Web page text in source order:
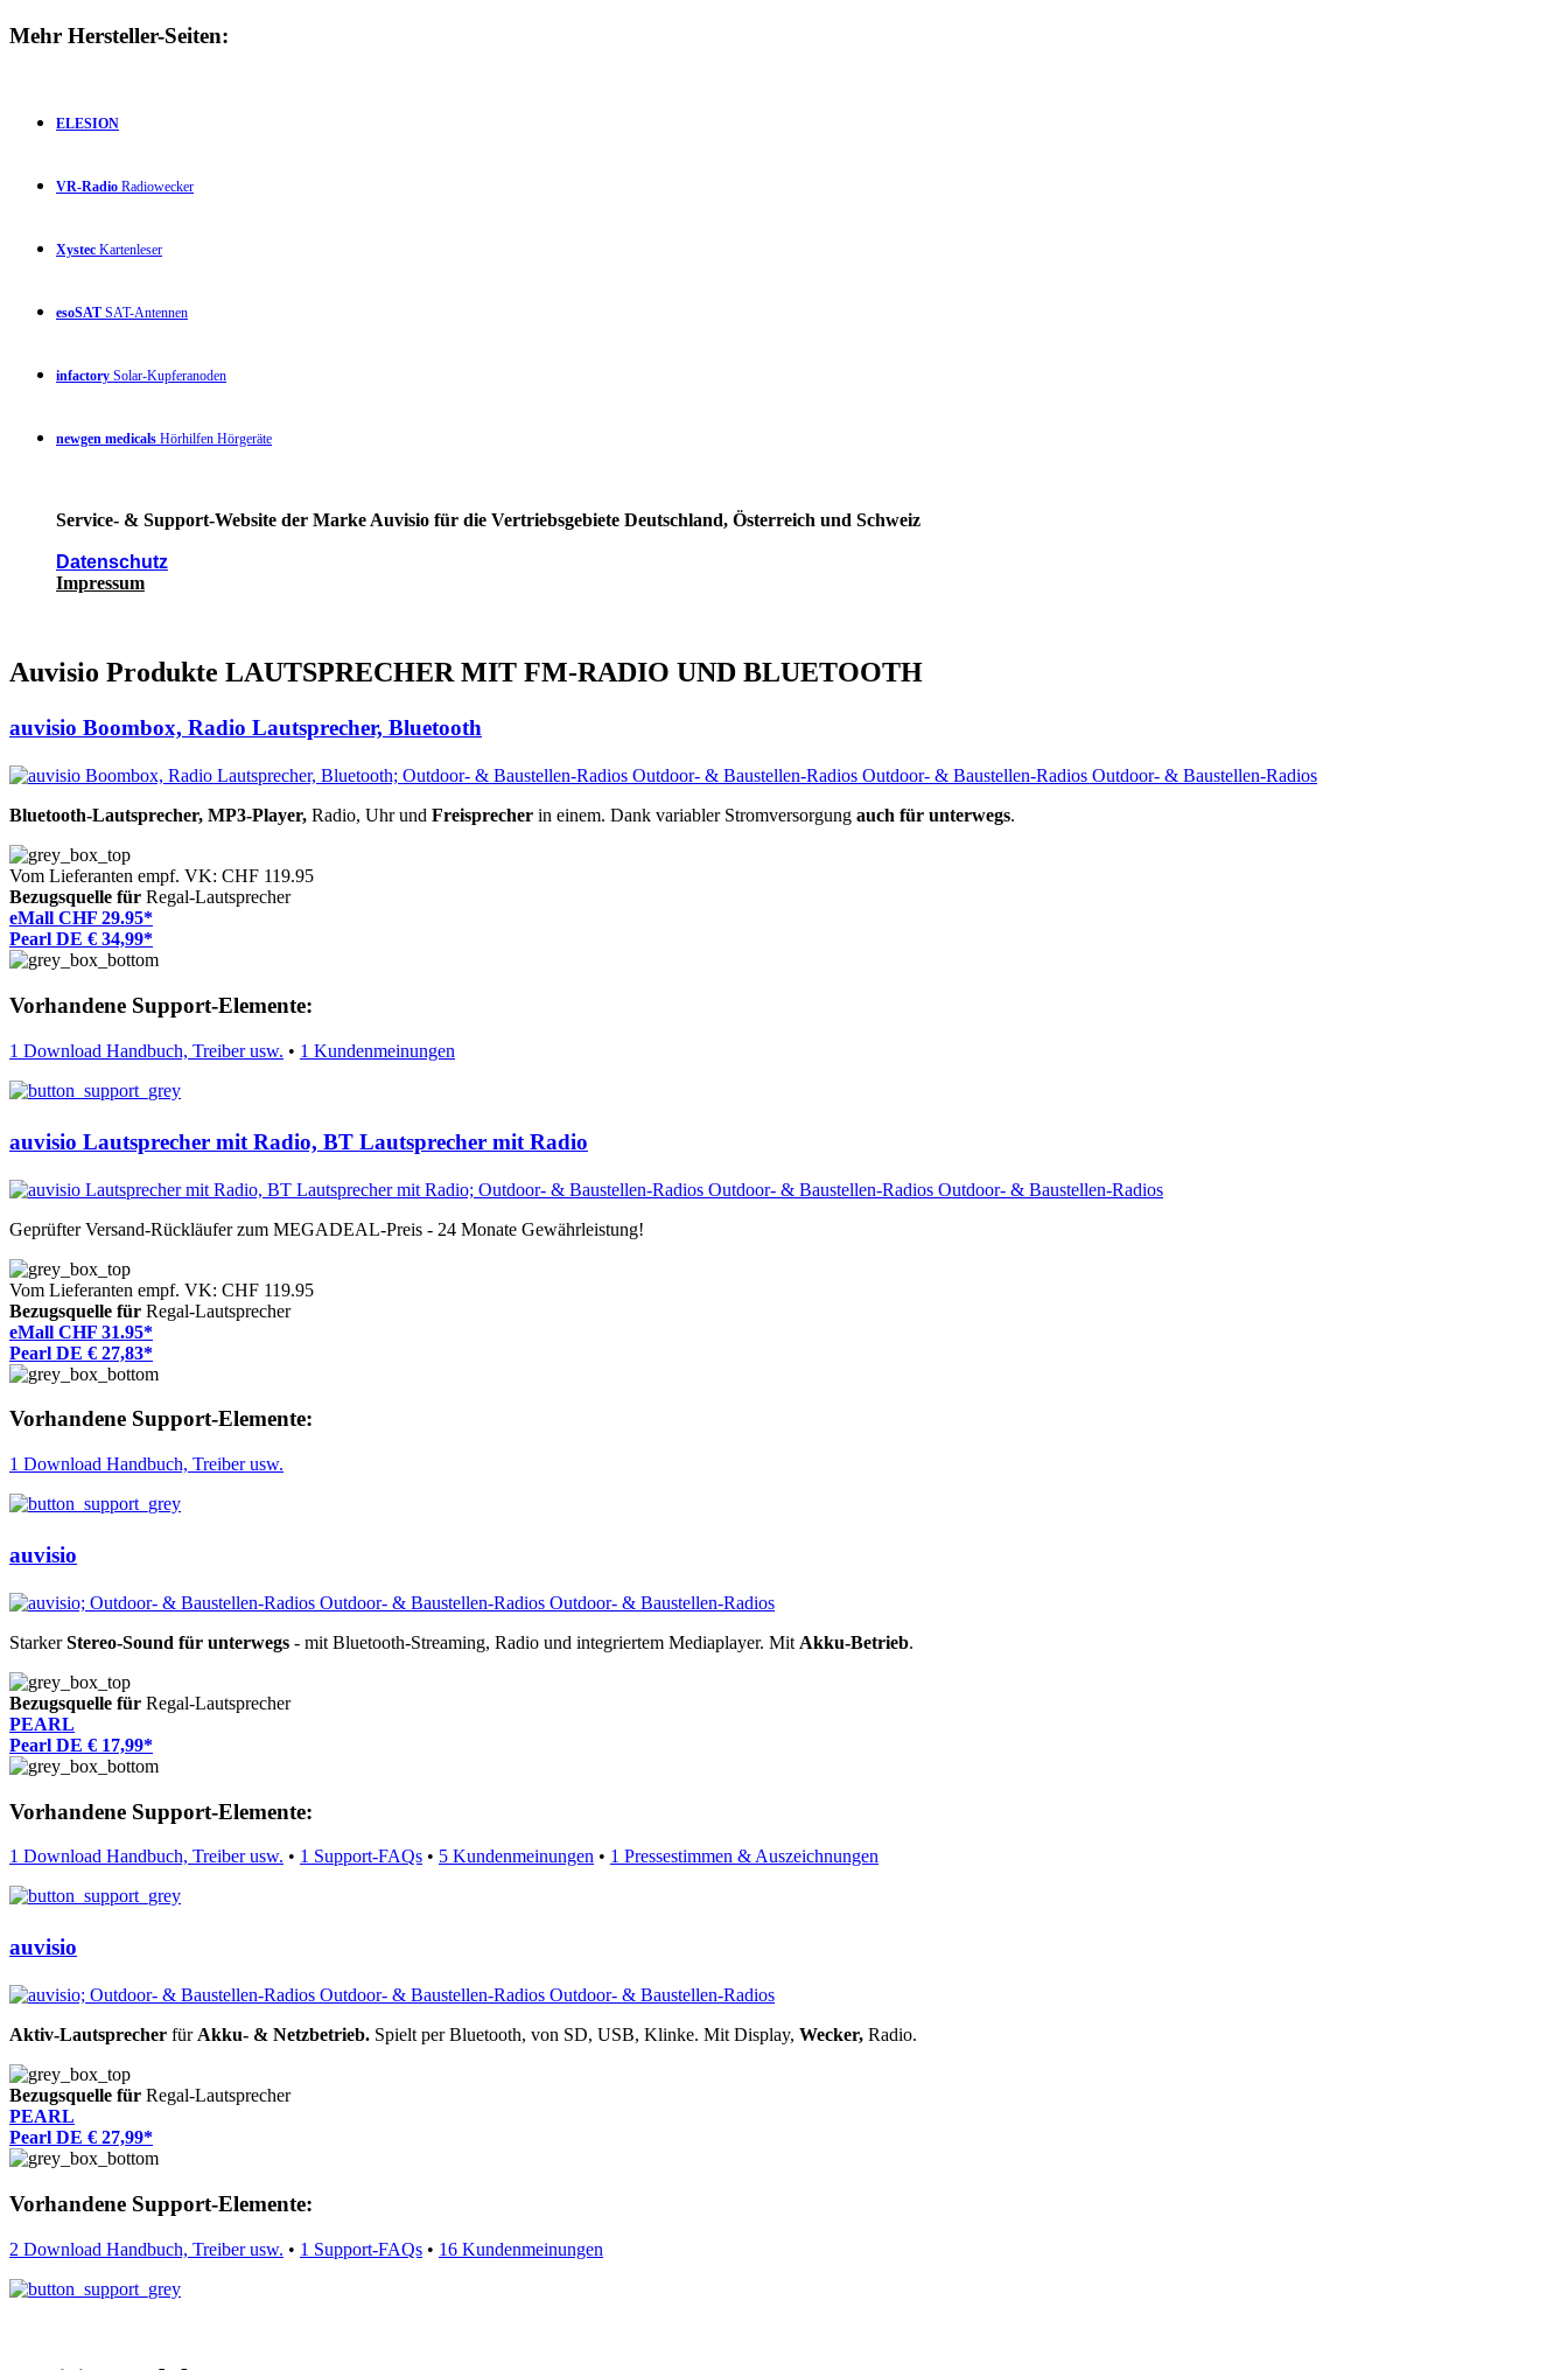
Mehr Hersteller-Seiten:
ELESION
VR-Radio Radiowecker
Xystec Kartenleser
esoSAT SAT-Antennen
infactory Solar-Kupferanoden
newgen medicals Hörhilfen Hörgeräte
Service- & Support-Website der Marke Auvisio für die Vertriebsgebiete Deutschland, Österreich und Schweiz
Datenschutz
Impressum
Auvisio Produkte LAUTSPRECHER MIT FM-RADIO UND BLUETOOTH
auvisio Boombox, Radio Lautsprecher, Bluetooth
Bluetooth-Lautsprecher, MP3-Player, Radio, Uhr und Freisprecher in einem. Dank variabler Stromversorgung auch für unterwegs.
Vom Lieferanten empf. VK: CHF 119.95
Bezugsquelle für Regal-Lautsprecher
eMall CHF 29.95*
Pearl DE € 34,99*
Vorhandene Support-Elemente:
1 Download Handbuch, Treiber usw. • 1 Kundenmeinungen
auvisio Lautsprecher mit Radio, BT Lautsprecher mit Radio
Geprüfter Versand-Rückläufer zum MEGADEAL-Preis - 24 Monate Gewährleistung!
Vom Lieferanten empf. VK: CHF 119.95
Bezugsquelle für Regal-Lautsprecher
eMall CHF 31.95*
Pearl DE € 27,83*
Vorhandene Support-Elemente:
1 Download Handbuch, Treiber usw.
auvisio
StarkerStereo-Sound für unterwegs - mit Bluetooth-Streaming, Radio und integriertem Mediaplayer. Mit Akku-Betrieb.
Bezugsquelle für Regal-Lautsprecher
PEARL
Pearl DE € 17,99*
Vorhandene Support-Elemente:
1 Download Handbuch, Treiber usw. • 1 Support-FAQs • 5 Kundenmeinungen • 1 Pressestimmen & Auszeichnungen
auvisio
Aktiv-Lautsprecher für Akku- & Netzbetrieb. Spielt per Bluetooth, von SD, USB, Klinke. Mit Display, Wecker, Radio.
Bezugsquelle für Regal-Lautsprecher
PEARL
Pearl DE € 27,99*
Vorhandene Support-Elemente:
2 Download Handbuch, Treiber usw. • 1 Support-FAQs • 16 Kundenmeinungen